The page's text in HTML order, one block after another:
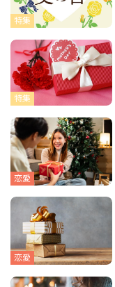
特集
特集
恋愛
恋愛